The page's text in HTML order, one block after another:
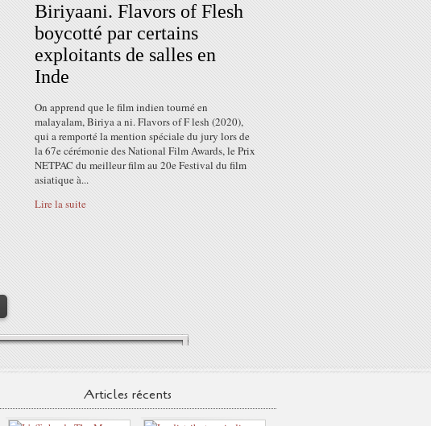
Biriyaani. Flavors of Flesh
boycotté par certains
exploitants de salles en
Inde
On apprend que le film indien tourné en
malayalam, Biriya a ni. Flavors of F lesh (2020),
qui a remporté la mention spéciale du jury lors de
la 67e cérémonie des National Film Awards, le Prix
NETPAC du meilleur film au 20e Festival du film
asiatique à...
Lire la suite
Articles récents